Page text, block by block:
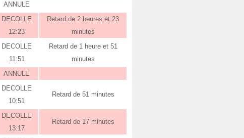
ANNULE
DECOLLE
12:23
Retard de 2 heures et 23
minutes
DECOLLE
11:51
Retard de 1 heure et 51
minutes
ANNULE
DECOLLE
10:51
Retard de 51 minutes
DECOLLE
13:17
Retard de 17 minutes